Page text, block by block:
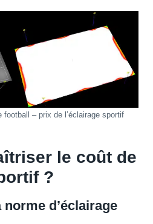
football – prix ​​​​de l’éclairage sportif
le coût de
?
d’éclairage